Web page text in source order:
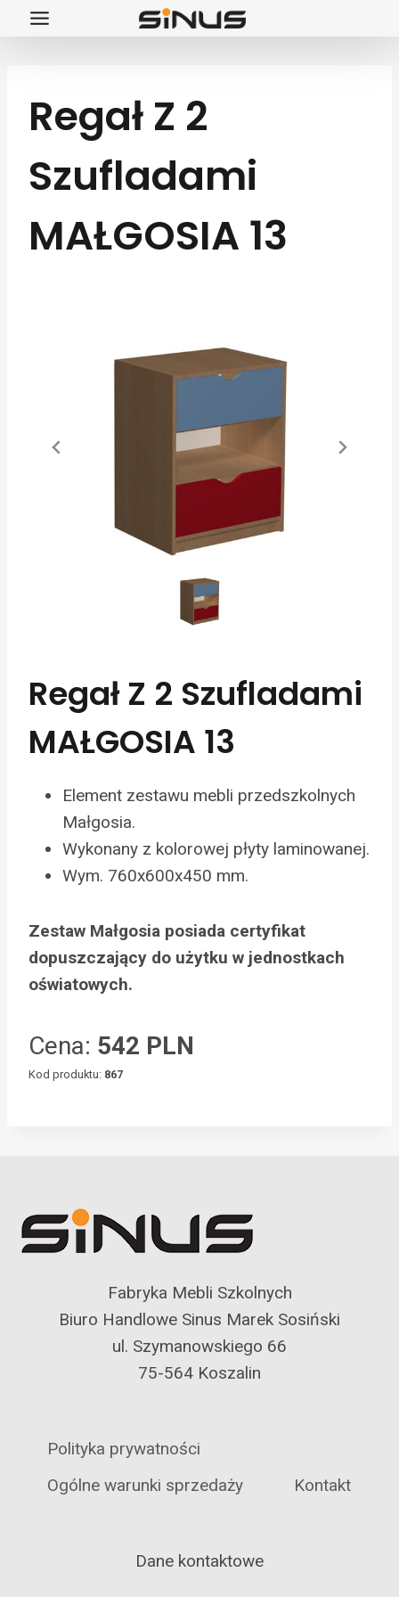
Przejdź
Regał Z 2
Szufladami
MAŁGOSIA 13
Regał Z 2 Szufladami
MAŁGOSIA 13
Element zestawu mebli przedszkolnych
Małgosia.
Wykonany z kolorowej płyty laminowanej.
Wym. 760x600x450 mm.
Zestaw Małgosia posiada certyfikat
dopuszczający do użytku w jednostkach
oświatowych.
Cena: 542 PLN
Kod produktu: 867
Fabryka Mebli Szkolnych
Biuro Handlowe Sinus Marek Sosiński
ul. Szymanowskiego 66
75-564 Koszalin
Polityka prywatności
Ogólne warunki sprzedaży
Kontakt
Dane kontaktowe